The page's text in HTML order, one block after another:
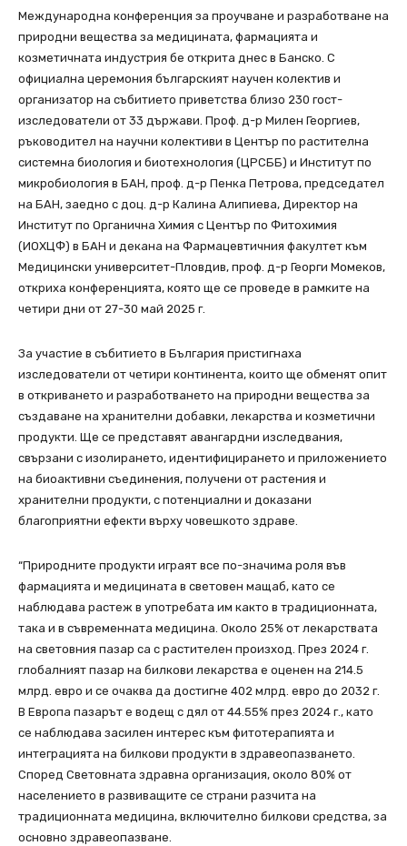
Международна конференция за проучване и разработване на
природни вещества за медицината, фармацията и
козметичната индустрия бе открита днес в Банско. С
официална церемония българският научен колектив и
организатор на събитието приветства близо 230 гост-
изследователи от 33 държави. Проф. д-р Милен Георгиев,
ръководител на научни колективи в Център по растителна
системна биология и биотехнология (ЦРСББ) и Институт по
микробиология в БАН, проф. д-р Пенка Петрова, председател
на БАН, заедно с доц. д-р Калина Алипиева, Директор на
Институт по Органична Химия с Център по Фитохимия
(ИОХЦФ) в БАН и декана на Фармацевтичния факултет към
Медицински университет-Пловдив, проф. д-р Георги Момеков,
откриха конференцията, която ще се проведе в рамките на
четири дни от 27-30 май 2025 г.
За участие в събитието в България пристигнаха
изследователи от четири континента, които ще обменят опит
в откриването и разработването на природни вещества за
създаване на хранителни добавки, лекарства и козметични
продукти. Ще се представят авангардни изследвания,
свързани с изолирането, идентифицирането и приложението
на биоактивни съединения, получени от растения и
хранителни продукти, с потенциални и доказани
благоприятни ефекти върху човешкото здраве.
“Природните продукти играят все по-значима роля във
фармацията и медицината в световен мащаб, като се
наблюдава растеж в употребата им както в традиционната,
така и в съвременната медицина. Около 25% от лекарствата
на световния пазар са с растителен произход. През 2024 г.
глобалният пазар на билкови лекарства е оценен на 214.5
млрд. евро и се очаква да достигне 402 млрд. евро до 2032 г.
В Европа пазарът е водещ с дял от 44.55% през 2024 г., като
се наблюдава засилен интерес към фитотерапията и
интеграцията на билкови продукти в здравеопазването.
Според Световната здравна организация, около 80% от
населението в развиващите се страни разчита на
традиционната медицина, включително билкови средства, за
основно здравеопазване.